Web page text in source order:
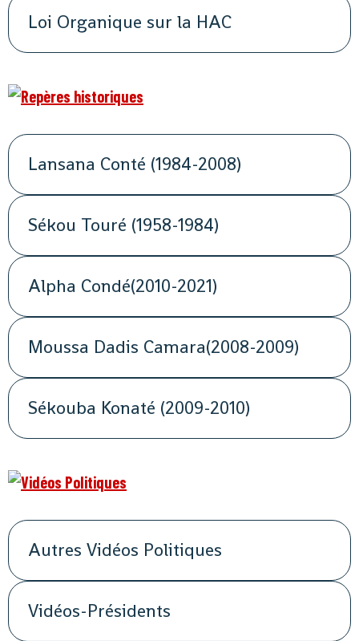
Loi Organique sur la HAC
Lansana Conté (1984-2008)
Sékou Touré (1958-1984)
Alpha Condé(2010-2021)
Moussa Dadis Camara(2008-2009)
Sékouba Konaté (2009-2010)
Autres Vidéos Politiques
Vidéos-Présidents